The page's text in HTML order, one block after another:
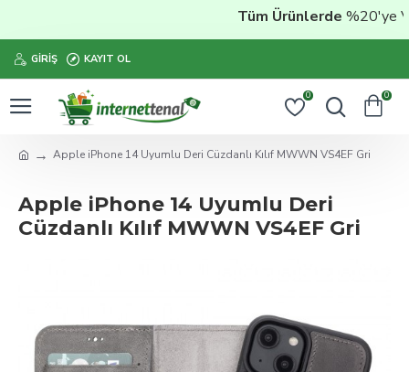
Tüm Ürünlerde%20'ye
GIRIŞ KAYIT OL
0 0
Apple iPhone 14 Uyumlu Deri Cüzdanlı Kılıf MWWN VS4EF Gri
Apple iPhone 14 Uyumlu Deri
Cüzdanlı Kılıf MWWN VS4EF Gri